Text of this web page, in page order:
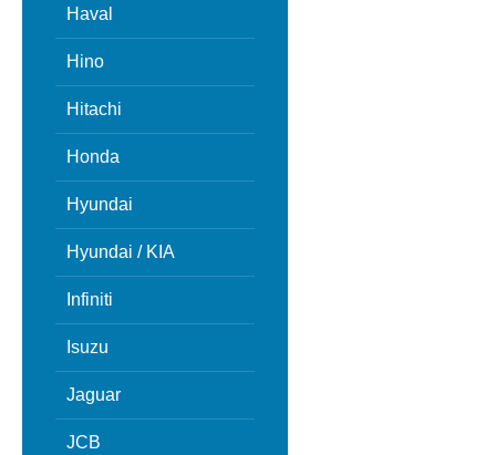
Haval
Hino
Hitachi
Honda
Hyundai
Hyundai / KIA
Infiniti
Isuzu
Jaguar
JCB